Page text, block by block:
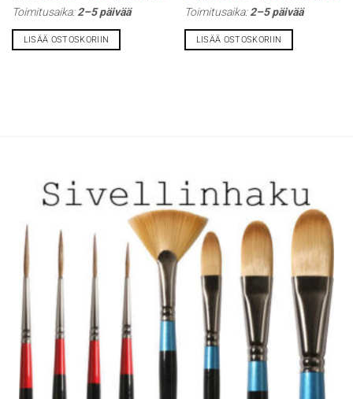
Toimitusaika:2–5 päivää
LISÄÄ OSTOSKORIIN
Toimitusaika:2–5 päivää
LISÄÄ OSTOSKORIIN